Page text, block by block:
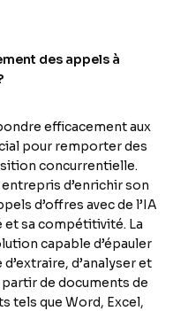
des appels à
efficacement aux
pour remporter des
concurrentielle.
entrepris d’enrichir son
d’offres avec de l’IA
sa compétitivité. La
capable d’épauler
d’analyser et
de documents de
tels que Word, Excel,